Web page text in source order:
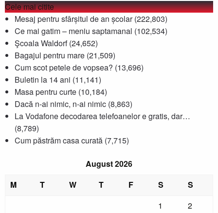
Cele mai citite
Mesaj pentru sfârșitul de an școlar (222,803)
Ce mai gatim – meniu saptamanal (102,534)
Şcoala Waldorf (24,652)
Bagajul pentru mare (21,509)
Cum scot petele de vopsea? (13,696)
Buletin la 14 ani (11,141)
Masa pentru curte (10,184)
Dacă n-ai nimic, n-ai nimic (8,863)
La Vodafone decodarea telefoanelor e gratis, dar…
(8,789)
Cum păstrăm casa curată (7,715)
August 2026
M
T W T F S
S
1
2